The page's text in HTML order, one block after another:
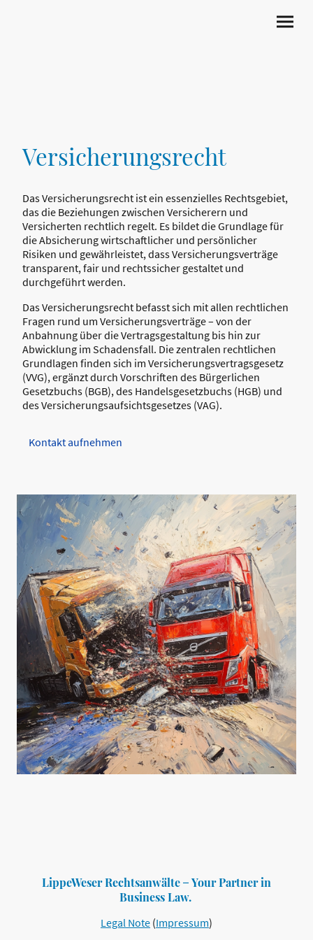
Versicherungsrecht
Das Versicherungsrecht ist ein essenzielles Rechtsgebiet,
das die Beziehungen zwischen Versicherern und
Versicherten rechtlich regelt. Es bildet die Grundlage für
die Absicherung wirtschaftlicher und persönlicher
Risiken und gewährleistet, dass Versicherungsverträge
transparent, fair und rechtssicher gestaltet und
durchgeführt werden.
Das Versicherungsrecht befasst sich mit allen rechtlichen
Fragen rund um Versicherungsverträge – von der
Anbahnung über die Vertragsgestaltung bis hin zur
Abwicklung im Schadensfall. Die zentralen rechtlichen
Grundlagen finden sich im Versicherungsvertragsgesetz
(VVG), ergänzt durch Vorschriften des Bürgerlichen
Gesetzbuchs (BGB), des Handelsgesetzbuchs (HGB) und
des Versicherungsaufsichtsgesetzes (VAG).
Kontakt aufnehmen
LippeWeser Rechtsanwälte ̶ Your Partner in
Business Law.
Legal Note (Impressum)